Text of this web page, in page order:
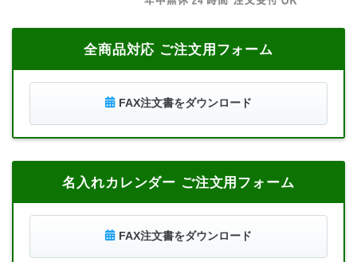
全商品対応 ご注文用フォーム
FAX注文書をダウンロード
名入れカレンダー ご注文用フォーム
FAX注文書をダウンロード